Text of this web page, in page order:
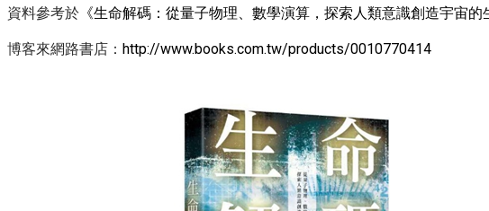
資料參考於 《生命解碼：從量子物理、數學演算，探索人類意識創造宇宙
博客來網路書店： http://www.books.com.tw/products/0010770414